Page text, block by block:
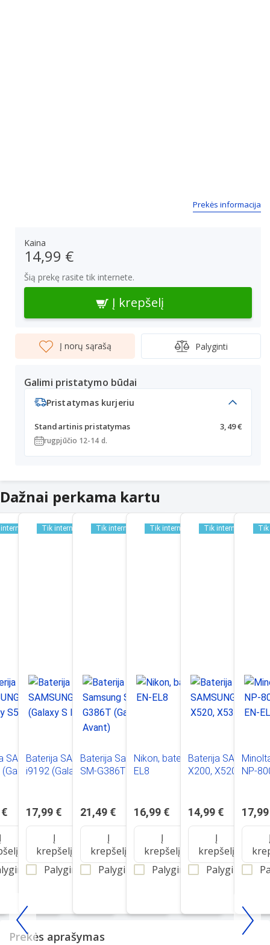
Prekės informacija
Kaina
14,99 €
Šią prekę rasite tik internete.
Į krepšelį
Į norų sąrašą Palyginti
Galimi pristatymo būdai
Pristatymas kurjeriu
Standartinis pristatymas 3,49 €
rugpjūčio 12-14 d.
Dažnai perkama kartu
SAMSUNG
S5)
Tik internetu
Baterija SAMSUNG
i9192 (Galaxy S IV
17,99 €
Į
krepšelį
Palyginti
Tik internetu
Baterija Samsung
SM-G386T (Galaxy
21,49 €
Į
krepšelį
Palyginti
Tik internetu
Nikon, baterija EN-
EL8
16,99 €
Į
krepšelį
Palyginti
Tik internetu
Baterija SAMSUNG
X200, X520, X530,
14,99 €
Į
krepšelį
Palyginti
Tik
NP-
Item
Prekės aprašymas